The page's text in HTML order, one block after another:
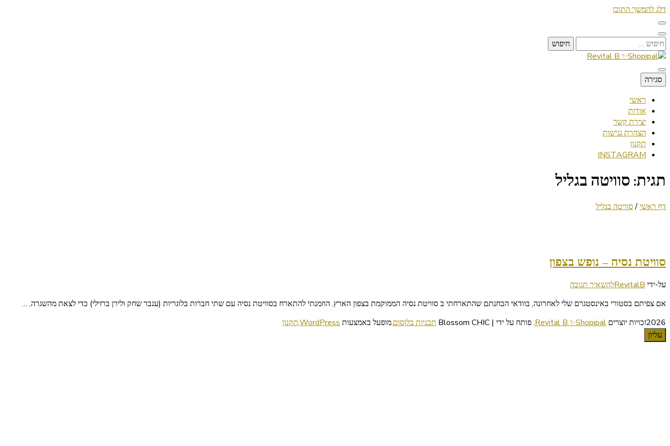
דלג להמשך התוכן
חיפוש:
Revital B.✨Shopipal
Lifestyle ✦ Beauty ✦ Vegan ✦ Travel
סגירה
ראשי
אודות
יצירת קשר
הצהרת נגישות
תקנון
INSTAGRAM
תגית: סוויטה בגליל
דף ראשי/סוויטה בגליל
סוויטת נסיה – נופש בצפון
על-ידי RevitalBלהשאיר תגובהבנושא
נסיה
–
נופש
אם צפיתם בסטורי באינסטגרם שלי לאחרונה, בוודאי הבחנתם שהתארחתי ב סוויטת נסיה הממוקמת בצפון הארץ. הוזמנתי להתארח בסוויטת נסיה עם שתי חברות בלוגריות (ענבר שחק ולירן ברזילי) כדי לצאת מהשגרה, …
2026זכויות יוצרים
Revital B.✨Shopipal
.פותח על ידי | Blossom CHIC תבניות בלוסום.מופעל באמצעות WordPress
.תקנון
עליון